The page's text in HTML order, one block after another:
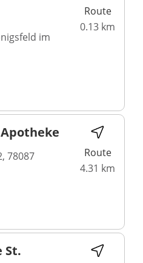
im
Route
0.13 km
78087
Route
4.31 km
St.